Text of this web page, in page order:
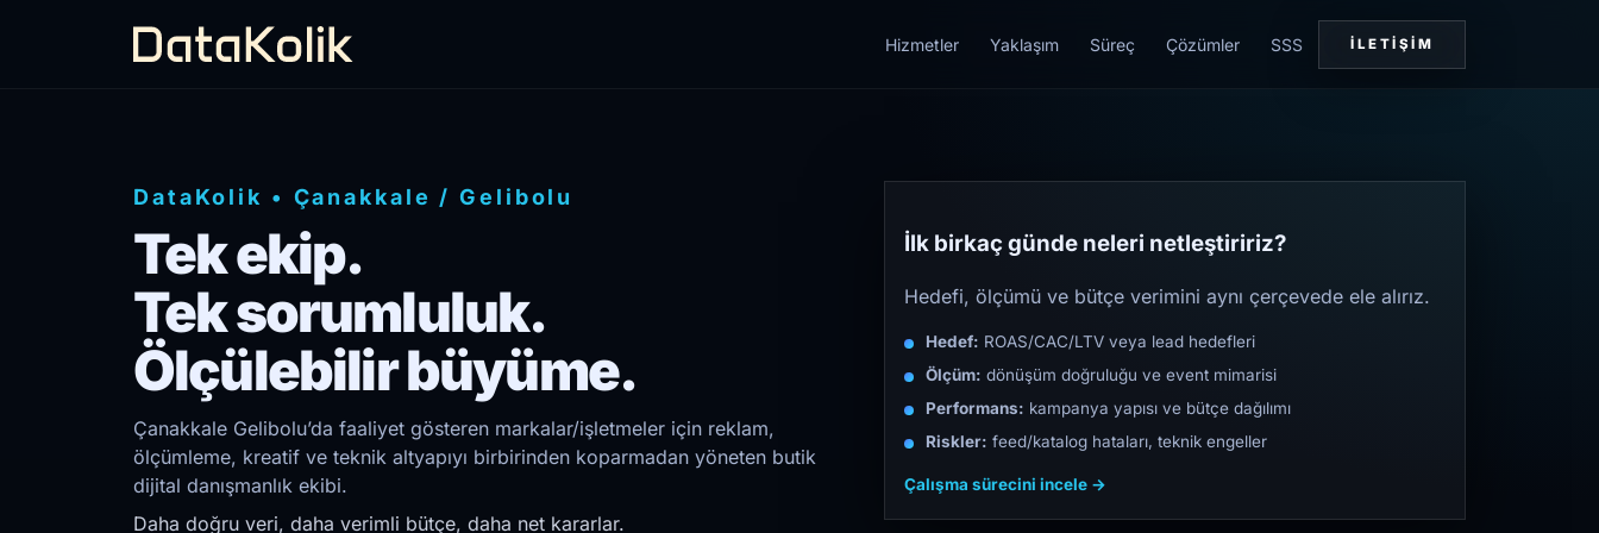
Hizmetler Yaklaşım Süreç Çözümler SSS İLETIŞIM
DataKolik • Çanakkale /Gelibolu
Tek ekip.
Tek sorumluluk.
Ölçülebilir büyüme.
Çanakkale Gelibolu’da faaliyet gösteren markalar/işletmeler için reklam,
ölçümleme, kreatif ve teknik altyapıyı birbirinden koparmadan yöneten butik
dijital danışmanlık ekibi.
Daha doğru veri, daha verimli bütçe, daha net kararlar.
İlk birkaç günde neleri netleştiririz?
Hedefi, ölçümü ve bütçe verimini aynı çerçevede ele alırız.
Hedef: ROAS/CAC/LTV veya lead hedefleri
Ölçüm: dönüşüm doğruluğu ve event mimarisi
Performans: kampanya yapısı ve bütçe dağılımı
Riskler: feed/katalog hataları, teknik engeller
Çalışma sürecini incele →